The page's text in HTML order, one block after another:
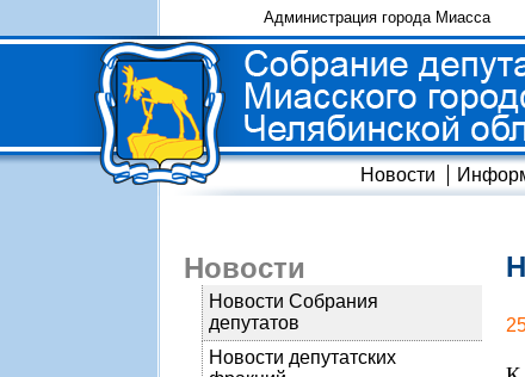
Администрация города Миасса
Новости
Новости
Новости Собрания
депутатов
Новости депутатских